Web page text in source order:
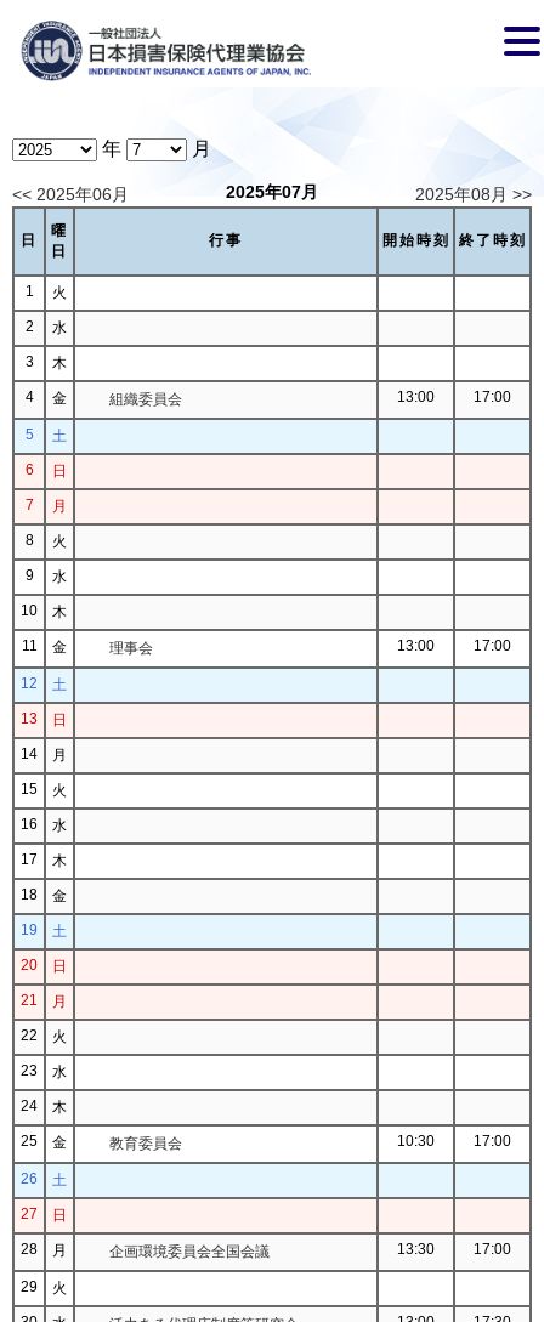
年 月
<< 2025年06月 2025年08月 >>
2025年07月
日
曜
日
行事 開始時刻 終了時刻
1
火
2
水
3
木
4
金 組織委員会 13:00 17:00
5
土
6
日
7
月
8
火
9
水
10
木
11
金 理事会 13:00 17:00
12
土
13
日
14
月
15
火
16
水
17
木
18
金
19
土
20
日
21
月
22
火
23
水
24
木
25
金 教育委員会 10:30 17:00
26
土
27
日
28
月 企画環境委員会全国会議 13:30 17:00
29
火